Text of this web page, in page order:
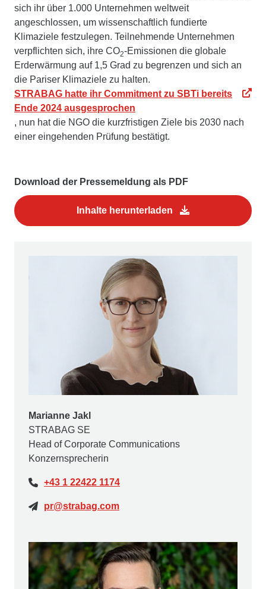
sich ihr über 1.000 Unternehmen weltweit
angeschlossen, um wissenschaftlich fundierte
Klimaziele festzulegen. Teilnehmende Unternehmen
verpflichten sich, ihre CO2-Emissionen die globale
Erderwärmung auf 1,5 Grad zu begrenzen und sich an
die Pariser Klimaziele zu halten.
STRABAG hatte ihr Commitment zu SBTi bereits
Ende 2024 ausgesprochen
, nun hat die NGO die kurzfristigen Ziele bis 2030 nach
einer eingehenden Prüfung bestätigt.
Download der Pressemeldung als PDF
Inhalte herunterladen
Marianne Jakl
STRABAG SE
Head of Corporate Communications
Konzernsprecherin
+43 1 22422 1174
pr@strabag.com